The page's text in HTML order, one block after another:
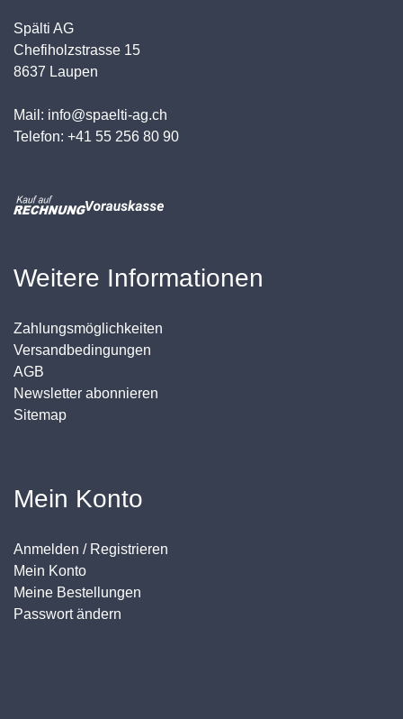
Spälti AG
Chefiholzstrasse 15
8637 Laupen
Mail: info@spaelti-ag.ch
Telefon: +41 55 256 80 90
Weitere Informationen
Zahlungsmöglichkeiten
Versandbedingungen
AGB
Newsletter abonnieren
Sitemap
Mein Konto
Anmelden / Registrieren
Mein Konto
Meine Bestellungen
Passwort ändern